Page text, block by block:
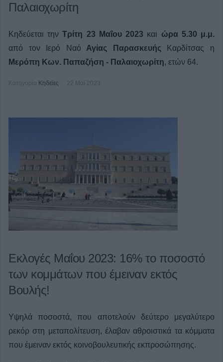
Παλαιοχωρίτη
Κηδεύεται την Τρίτη 23 Μαΐου 2023 και ώρα 5.30 μ.μ.
από τον Ιερό Ναό Αγίας Παρασκευής
Καρδίτσας η
Μερόπη Κων. Παπαζήση - Παλαιοχωρίτη, ετών 64.
Κατηγορία Κηδείες 22 Μαϊ 2023
Εκλογές Μαΐου 2023: 16% το ποσοστό
των κομμάτων που έμειναν εκτός
Βουλής!
Υψηλά ποσοστά, που αποτελούν δεύτερο μεγαλύτερο
ρεκόρ στη μεταπολίτευση, έλαβαν αθροιστικά τα κόμματα
που έμειναν εκτός κοινοβουλευτικής εκπροσώπησης.